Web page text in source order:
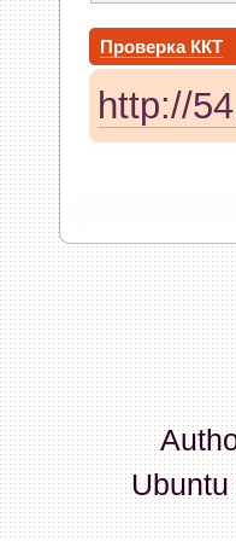
03
:На
30
номер с
был).
28
radian:
28
Проверка ККТ
http://